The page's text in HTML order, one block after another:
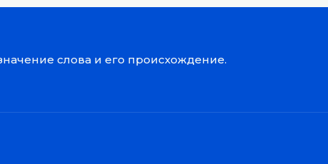
слова и его происхождение.